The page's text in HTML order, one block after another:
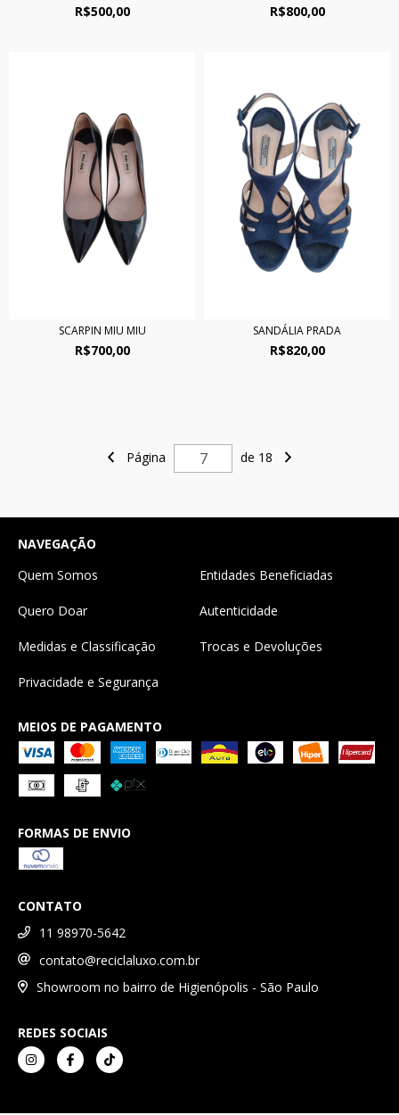
R$500,00 R$800,00
SCARPIN MIU MIU
R$700,00
SANDÁLIA PRADA
R$820,00
Página de 18
NAVEGAÇÃO
Quem Somos
Entidades Beneficiadas
Quero Doar Autenticidade
Medidas e Classificação Trocas e Devoluções
Privacidade e Segurança
MEIOS DE PAGAMENTO
FORMAS DE ENVIO
CONTATO
11 98970-5642
contato@reciclaluxo.com.br
Showroom no bairro de Higienópolis - São Paulo
REDES SOCIAIS